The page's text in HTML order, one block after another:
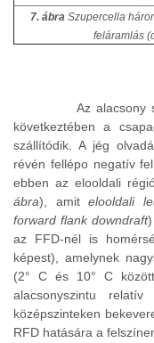
7. ábra Szupercella
feláramlás
Az alacsony
következtében a
szállítódik. A jég
révén fellépo negatív
ebben az elooldali
ábra), amitelooldali
forward flank downdraft)
az FFD-nél is
képest), amelynek
(2° C és 10° C
alacsonyszintu
középszinteken
RFD hatására a